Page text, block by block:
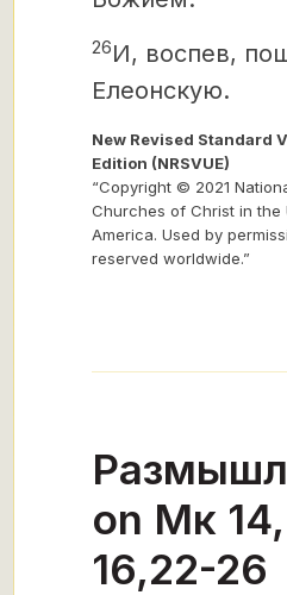
26И, воспев,
Елеонскую.
New Revised Standard
Edition (NRSVUE)
“Copyright © 2021
Churches of Christ in the
America. Used by
reserved worldwide.”
on Мк
16,22-26